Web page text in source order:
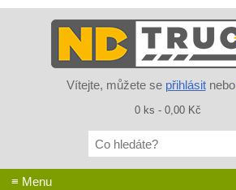
Vítejte, můžete se přihlásitnebo
0 ks - 0,00 Kč
≡ Menu